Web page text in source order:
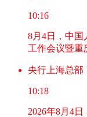
10:16
8月4日，中国
工作会议暨重
央行上海总部
10:18
2026年8月4